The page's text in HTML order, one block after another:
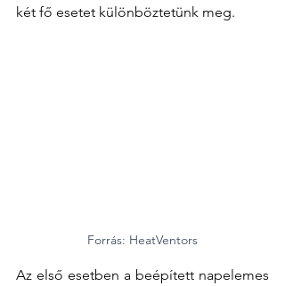
két fő esetet különböztetünk meg.
Forrás: HeatVentors
Az első esetben a beépített napelemes